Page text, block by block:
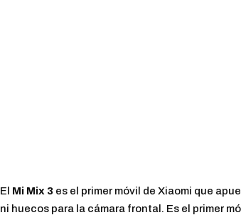
El Mi Mix 3 es el primer móvil de Xiaomi que
ni huecos para la cámara frontal. Es el primer